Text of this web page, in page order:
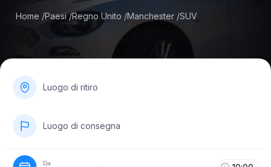
Home /Paesi /Regno Unito /Manchester /SUV
Luogo di ritiro
Luogo di consegna
Da